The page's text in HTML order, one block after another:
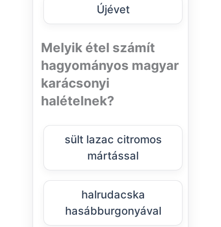
Újévet
Melyik étel számít
hagyományos magyar
karácsonyi
halételnek?
sült lazac citromos
mártással
halrudacska
hasábburgonyával